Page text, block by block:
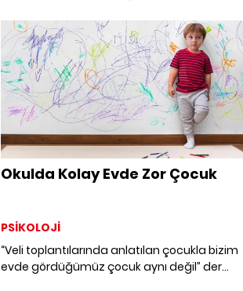
Çocuğun yalanı, onun duygusal dünyasına
açılan bir kapı olabilir.
Okulda Kolay Evde Zor Çocuk
PSİKOLOJİ
“Veli toplantılarında anlatılan çocukla bizim
evde gördüğümüz çocuk aynı değil” der